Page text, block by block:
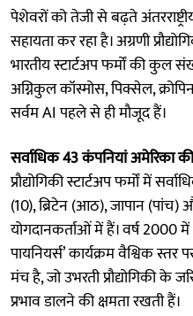
पेशेवरों को तेजी से बढ़ते
सहायता कर रहा है। अग्रणी
भारतीय स्टार्टअप फर्मों की
अग्निकुल कॉस्मोस, पिक्सेल,
सर्वम AI पहले से ही मौजूद हैं।
सर्वाधिक 43 कंपनियां अमेरिका की
प्रौद्योगिकी स्टार्टअप फर्मों में
(10), ब्रिटेन (आठ), जापान (पांच)
योगदानकर्ताओं में हैं। वर्ष 2000
पायनियर्स’ कार्यक्रम वैश्विक
मंच है, जो उभरती प्रौद्योगिकी के
प्रभाव डालने की क्षमता रखती हैं।